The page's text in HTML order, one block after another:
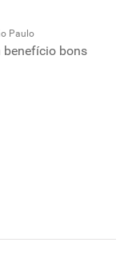
Paulo
benefício bons